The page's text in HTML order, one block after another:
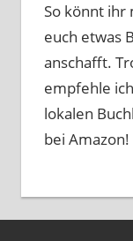
So könnt
euch etwas
anschafft.
empfehle
lokalen
bei